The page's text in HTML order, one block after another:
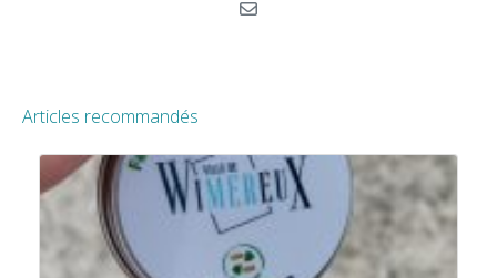
Articles recommandés